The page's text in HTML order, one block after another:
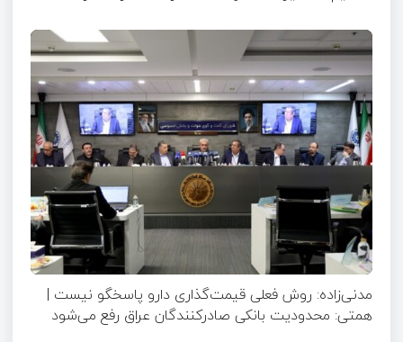
مدنی‌زاده: روش فعلی قیمت‌گذاری دارو پاسخگو نیست |
همتی: محدودیت بانکی صادرکنندگان عراق رفع می‌شود